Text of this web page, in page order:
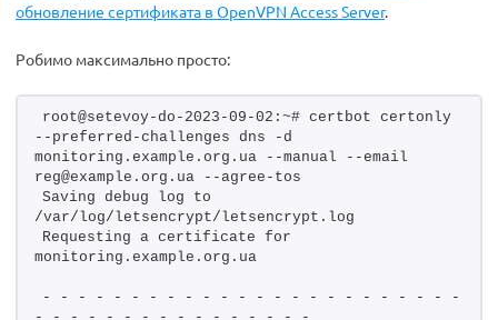
обновление сертификата в OpenVPN Access Server.
Робимо максимально просто:
root@setevoy-do-2023-09-02:~# certbot certonly
--preferred-challenges dns -d
monitoring.example.org.ua --manual --email
reg@example.org.ua --agree-tos
Saving debug log to
/var/log/letsencrypt/letsencrypt.log
Requesting a certificate for
monitoring.example.org.ua
- - - - - - - - - - - - - - - - - - - - - - - -